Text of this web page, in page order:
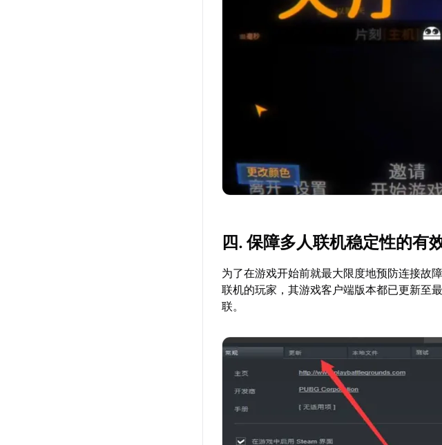
四. 保障多人联机稳定性的有
为了在游戏开始前就最大限度地预防连接故
联机的玩家，其游戏客户端版本都已更新至
联。